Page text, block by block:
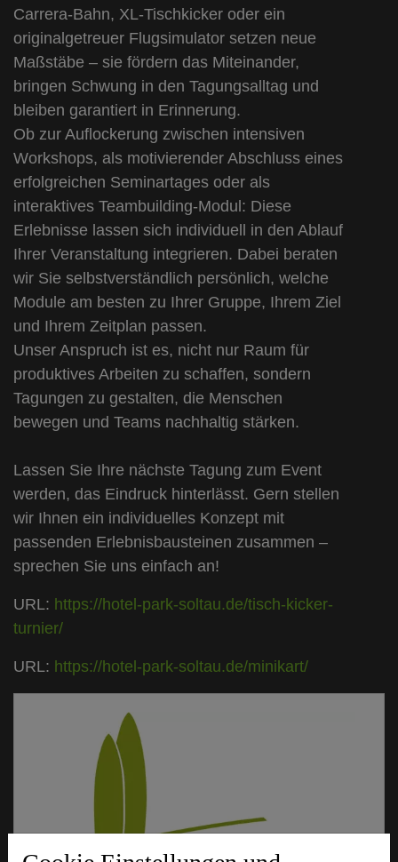
Carrera-Bahn, XL-Tischkicker oder ein
originalgetreuer Flugsimulator setzen neue
Maßstäbe – sie fördern das Miteinander,
bringen Schwung in den Tagungsalltag und
bleiben garantiert in Erinnerung.
Ob zur Auflockerung zwischen intensiven
Workshops, als motivierender Abschluss eines
erfolgreichen Seminartages oder als
interaktives Teambuilding-Modul: Diese
Erlebnisse lassen sich individuell in den Ablauf
Ihrer Veranstaltung integrieren. Dabei beraten
wir Sie selbstverständlich persönlich, welche
Module am besten zu Ihrer Gruppe, Ihrem Ziel
und Ihrem Zeitplan passen.
Unser Anspruch ist es, nicht nur Raum für
produktives Arbeiten zu schaffen, sondern
Tagungen zu gestalten, die Menschen
bewegen und Teams nachhaltig stärken.
Lassen Sie Ihre nächste Tagung zum Event
werden, das Eindruck hinterlässt. Gern stellen
wir Ihnen ein individuelles Konzept mit
passenden Erlebnisbausteinen zusammen –
sprechen Sie uns einfach an!
URL: https://hotel-park-soltau.de/tisch-kicker-
turnier/
URL: https://hotel-park-soltau.de/minikart/